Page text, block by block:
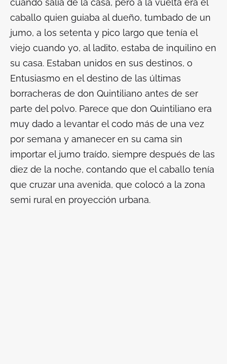
cuando salía de la casa, pero a la vuelta era el
caballo quien guiaba al dueño, tumbado de un
jumo, a los setenta y pico largo que tenía el
viejo cuando yo, al ladito, estaba de inquilino en
su casa. Estaban unidos en sus destinos, o
Entusiasmo en el destino de las últimas
borracheras de don Quintiliano antes de ser
parte del polvo. Parece que don Quintiliano era
muy dado a levantar el codo más de una vez
por semana y amanecer en su cama sin
importar el jumo traído, siempre después de las
diez de la noche, contando que el caballo tenía
que cruzar una avenida, que colocó a la zona
semi rural en proyección urbana.